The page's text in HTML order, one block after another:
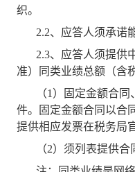
织。
2.2、应答人须承诺
2.3、应答人须提供
准）同类业绩总额（含
（1）固定金额合
件。固定金额合同以合
提供相应发票在税务局
（2）须列表提供